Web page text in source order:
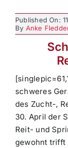
Published On:
By Anke
schweres
des Zucht-,
30. April der
Reit- und
gewohnt trifft